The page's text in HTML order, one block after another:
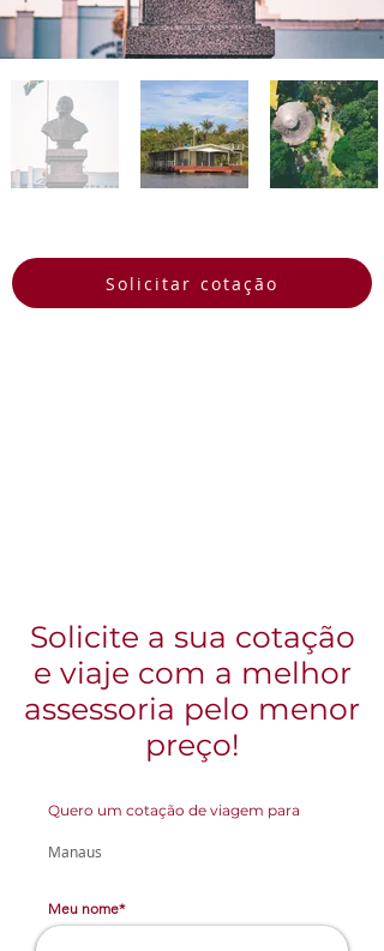
Solicitar cotação
Solicite a sua cotação
e viaje com a melhor
assessoria pelo menor
preço!
Quero um cotação de viagem para
Manaus
Meu nome*